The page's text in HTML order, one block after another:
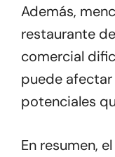
Además,
restaurante
comercial
puede
potenciales
En resumen,